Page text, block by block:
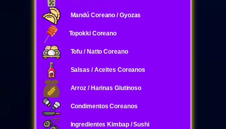
Mandú Coreano / Gyozas
Topokki Coreano
Tofu / Natto Coreano
Salsas / Aceites Coreanos
Arroz / Harinas Glutinoso
Condimentos Coreanos
Ingredientes Kimbap / Sushi